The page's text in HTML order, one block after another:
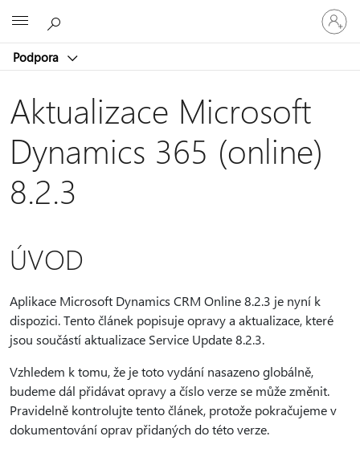
Podpora
Přihlaste
se
ke
účtu
Aktualizace Microsoft
Dynamics 365 (online)
8.2.3
ÚVOD
Aplikace Microsoft Dynamics CRM Online 8.2.3 je nyní k
dispozici. Tento článek popisuje opravy a aktualizace, které
jsou součástí aktualizace Service Update 8.2.3.
Vzhledem k tomu, že je toto vydání nasazeno globálně,
budeme dál přidávat opravy a číslo verze se může změnit.
Pravidelně kontrolujte tento článek, protože pokračujeme v
dokumentování oprav přidaných do této verze.